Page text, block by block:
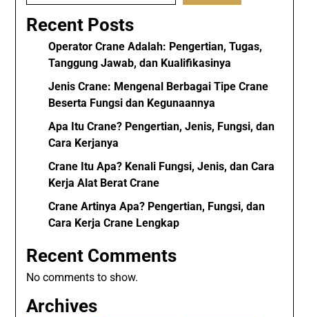
Recent Posts
Operator Crane Adalah: Pengertian, Tugas,
Tanggung Jawab, dan Kualifikasinya
Jenis Crane: Mengenal Berbagai Tipe Crane
Beserta Fungsi dan Kegunaannya
Apa Itu Crane? Pengertian, Jenis, Fungsi, dan
Cara Kerjanya
Crane Itu Apa? Kenali Fungsi, Jenis, dan Cara
Kerja Alat Berat Crane
Crane Artinya Apa? Pengertian, Fungsi, dan
Cara Kerja Crane Lengkap
Recent Comments
No comments to show.
Archives